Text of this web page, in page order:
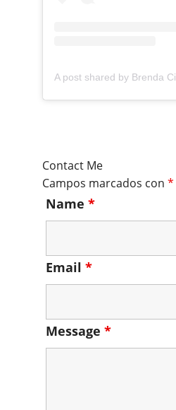
Contact Me
Campos marcados con *
Name *
Email *
Message *